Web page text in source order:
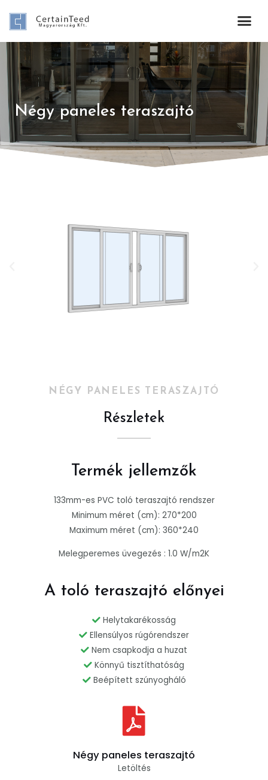
Négy paneles teraszajtó
NÉGY PANELES TERASZAJTÓ
Részletek
Termék jellemzők
133mm-es PVC toló teraszajtó rendszer
Minimum méret (cm): 270*200
Maximum méret (cm): 360*240
Melegperemes üvegezés : 1.0 W/m2K
A toló teraszajtó előnyei
Helytakarékosság
Ellensúlyos rúgórendszer
Nem csapkodja a huzat
Könnyű tisztíthatóság
Beépített szúnyogháló
Négy paneles teraszajtó
Letöltés